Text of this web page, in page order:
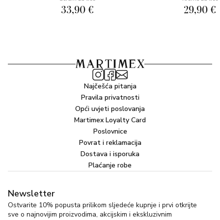
33,90 € 29,90 €
Najčešća pitanja
Pravila privatnosti
Opći uvjeti poslovanja
Martimex Loyalty Card
Poslovnice
Povrat i reklamacija
Dostava i isporuka
Plaćanje robe
Newsletter
Ostvarite 10% popusta prilikom sljedeće kupnje i prvi otkrijte
sve o najnovijim proizvodima, akcijskim i ekskluzivnim